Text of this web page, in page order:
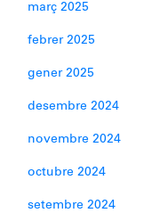
març 2025
febrer 2025
gener 2025
desembre 2024
novembre 2024
octubre 2024
setembre 2024